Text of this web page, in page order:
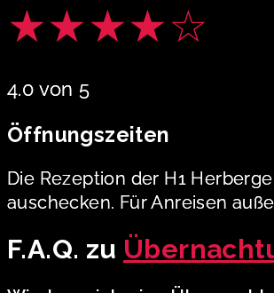
★★★★☆
4.0 von 5
Öffnungszeiten
Die Rezeption der H1
auschecken. Für Anreisen
F.A.Q. zu